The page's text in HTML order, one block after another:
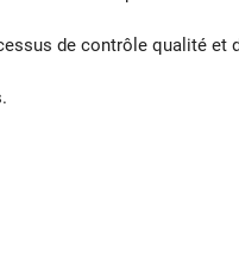
de contrôle qualité et